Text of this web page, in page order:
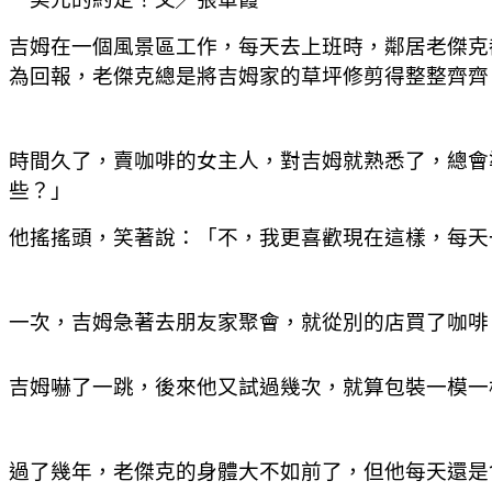
吉姆在一個風景區工作，每天去上班時，鄰居老傑
為回報，老傑克總是將吉姆家的草坪修剪得整整齊
時間久了，賣咖啡的女主人，對吉姆就熟悉了，總
些？」
他搖搖頭，笑著說：「不，我更喜歡現在這樣，每
一次，吉姆急著去朋友家聚會，就從別的店買了咖
吉姆嚇了一跳，後來他又試過幾次，就算包裝一模
過了幾年，老傑克的身體大不如前了，但他每天還